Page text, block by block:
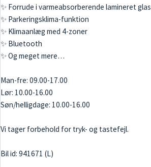
✨ Forrude i varmeabsorberende lamineret glas
✨ Parkeringsklima-funktion
✨ Klimaanlæg med 4-zoner
✨ Bluetooth
✨ Og meget mere…
Man-fre: 09.00-17.00
Lør: 10.00-16.00
Søn/helligdage: 10.00-16.00
Vi tager forbehold for tryk- og tastefejl.